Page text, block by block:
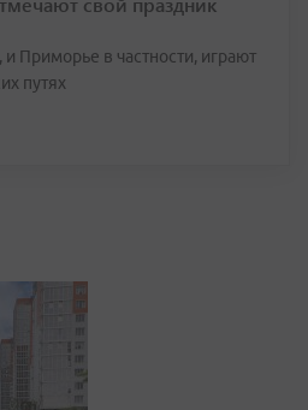
Приморье в частности, играют
путях